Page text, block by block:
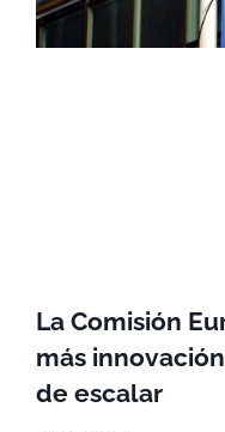
La Comisión
más
de escalar